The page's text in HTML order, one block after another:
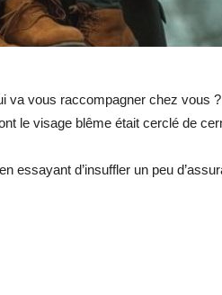
va vous raccompagner chez vous ?
le visage blême était cerclé de
d’insuffler un peu